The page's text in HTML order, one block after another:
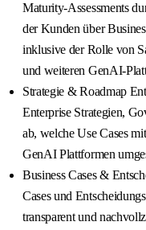
Maturity-Assessments
der Kunden über
inklusive der Rolle von
und weiteren GenAI-
Strategie & Roadmap
Enterprise Strategien,
ab, welche Use Cases
GenAI Plattformen
Business Cases &
Cases und
transparent und